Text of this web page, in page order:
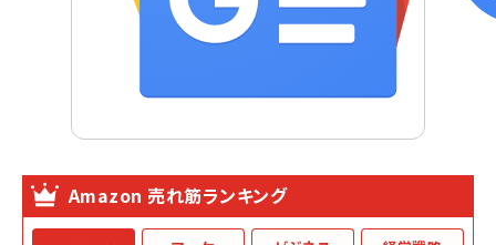
Amazon 売れ筋ランキング